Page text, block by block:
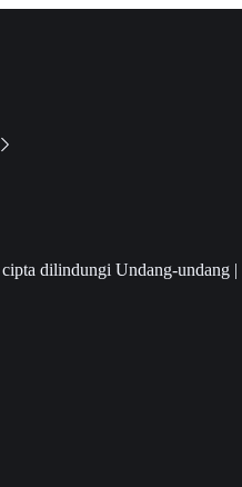
dilindungi Undang-undang |